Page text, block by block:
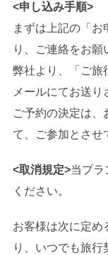
<申し込み手順>
まずは上記の「お
り、ご連絡をお願
弊社より、「ご旅
メールにてお送り
ご予約の決定は、
て、ご参加とさせ
<取消規定>当プラ
ください。
お客様は次に定め
り、いつでも旅行